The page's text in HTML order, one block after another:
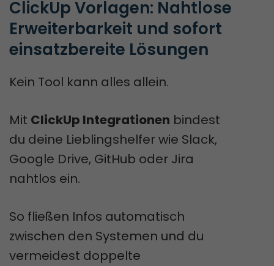
ClickUp Vorlagen: Nahtlose
Erweiterbarkeit und sofort
einsatzbereite Lösungen
Kein Tool kann alles allein.
Mit ClickUp Integrationen bindest
du deine Lieblingshelfer wie Slack,
Google Drive, GitHub oder Jira
nahtlos ein.
So fließen Infos automatisch
zwischen den Systemen und du
vermeidest doppelte